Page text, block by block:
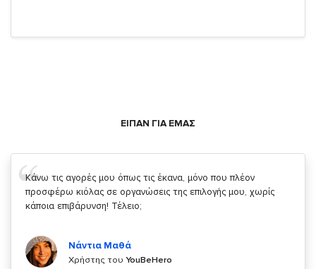
ΕΙΠΑΝ ΓΙΑ ΕΜΑΣ
Σας ευχαριστώ που μας δίνετε την δυνατότητα να κάνουμε
κάτι!
Χρήστης τουYouBeHero